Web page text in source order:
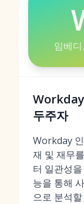
임베
Workday
두주자
Workday
재 및 재무
터 일관성
능을 통해
으로 분석